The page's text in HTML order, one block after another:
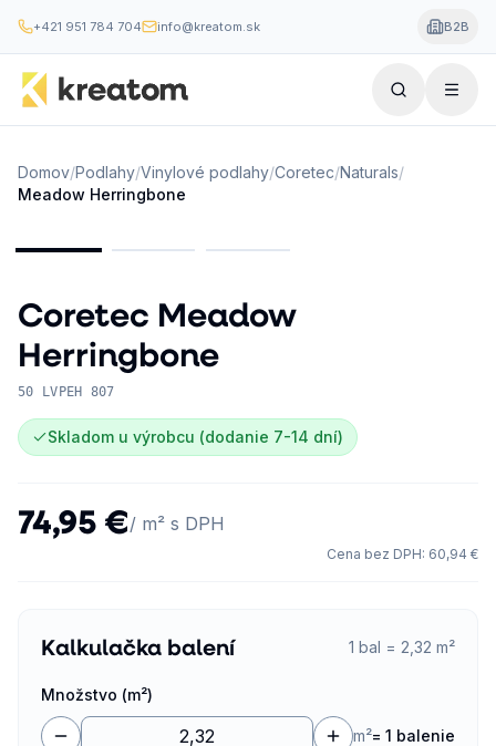
+421 951 784 704 info@kreatom.sk B2B
Domov/Podlahy/Vinylové podlahy/Coretec/Naturals/
Meadow Herringbone
Coretec Meadow
Herringbone
50 LVPEH 807
Skladom u výrobcu (dodanie 7-14 dní)
74,95 €/ m² s DPH
Cena bez DPH: 60,94 €
Kalkulačka balení 1 bal = 2,32 m²
Množstvo (m²)
m²= 1 balenie